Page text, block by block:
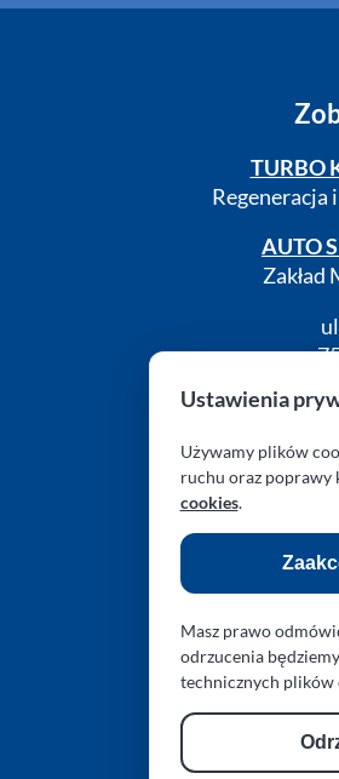
TURBO
AUTO
Zakład
RODO
Zresetuj
Copyright © 2026
Ustawienia
Używamy plików
ruchu oraz
cookies.
Masz prawo
odrzucenia
technicznych plików